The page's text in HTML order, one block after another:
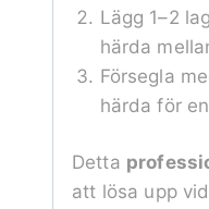
Lägg 1–2
härda
Försegla
härda för
Detta
att lösa upp